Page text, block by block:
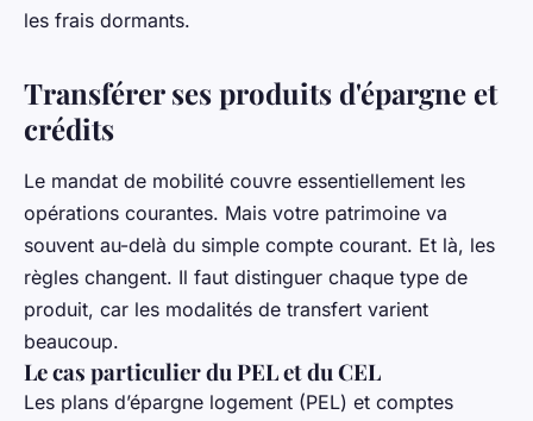
les frais dormants.
Transférer ses produits d'épargne et
crédits
Le mandat de mobilité couvre essentiellement les
opérations courantes. Mais votre patrimoine va
souvent au-delà du simple compte courant. Et là, les
règles changent. Il faut distinguer chaque type de
produit, car les modalités de transfert varient
beaucoup.
Le cas particulier du PEL et du CEL
Les plans d’épargne logement (PEL) et comptes